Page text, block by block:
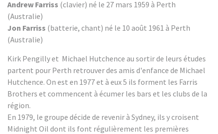
Andrew Farriss (clavier) né le 27 mars 1959 à Perth
(Australie)
Jon Farriss (batterie, chant) né le 10 août 1961 à Perth
(Australie)
Kirk Pengilly et Michael Hutchence au sortir de leurs études
partent pour Perth retrouver des amis d'enfance de Michael
Hutchence. On est en 1977 et à eux 5 ils forment les Farris
Brothers et commencent à écumer les bars et les clubs de la
région.
En 1979, le groupe décide de revenir à Sydney, ils y croisent
Midnight Oil dont ils font régulièrement les premières